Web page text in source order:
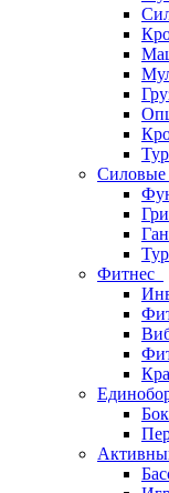
Силовые
Фитнес